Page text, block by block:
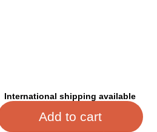
International shipping available
Add to cart